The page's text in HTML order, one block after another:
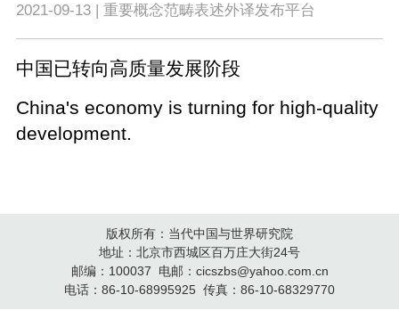
2021-09-13 | 重要概念范畴表述外译发布平台
中国已转向高质量发展阶段
China's economy is turning for high-quality
development.
版权所有：当代中国与世界研究院
地址：北京市西城区百万庄大街24号
邮编：100037 电邮：cicszbs@yahoo.com.cn
电话：86-10-68995925 传真：86-10-68329770